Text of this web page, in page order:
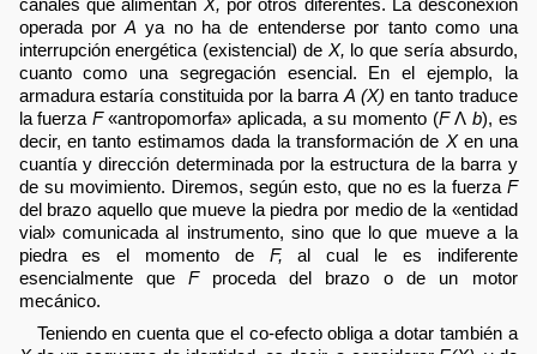
canales que alimentan X, por otros diferentes. La desconexión
operada por A ya no ha de entenderse por tanto como una
interrupción energética (existencial) de X, lo que sería absurdo,
cuanto como una segregación esencial. En el ejemplo, la
armadura estaría constituida por la barra A (X) en tanto traduce
la fuerza F«antropomorfa» aplicada, a su momento (FΛ b), es
decir, en tanto estimamos dada la transformación de Xen una
cuantía y dirección determinada por la estructura de la barra y
de su movimiento. Diremos, según esto, que no es la fuerza F
del brazo aquello que mueve la piedra por medio de la «entidad
vial» comunicada al instrumento, sino que lo que mueve a la
piedra es el momento de F, al cual le es indiferente
esencialmente que Fproceda del brazo o de un motor
mecánico.
Teniendo en cuenta que el co-efecto obliga a dotar también a